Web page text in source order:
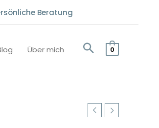
Beratung
Über mich 0